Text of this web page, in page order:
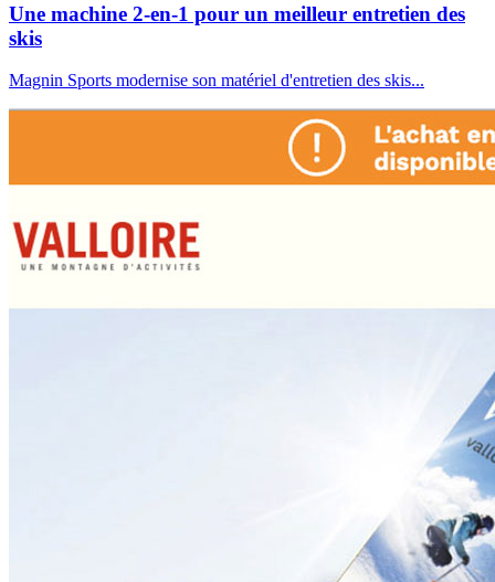
Une machine 2-en-1 pour un meilleur entretien des
skis
Magnin Sports modernise son matériel d'entretien des skis...